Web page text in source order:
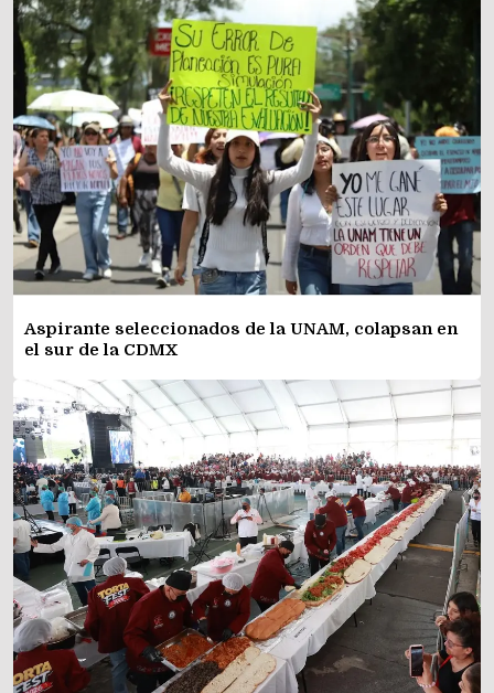
Aspirante seleccionados de la UNAM, colapsan en
el sur de la CDMX